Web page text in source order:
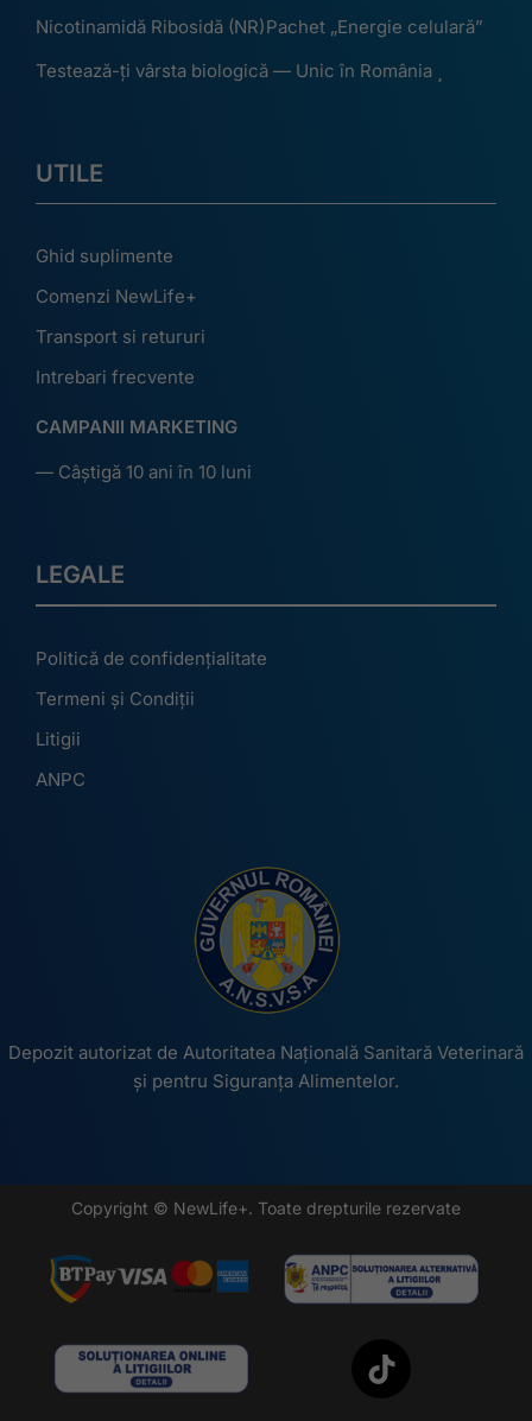
Nicotinamidă Ribosidă (NR)Pachet „Energie celulară”
Testează-ți vârsta biologică — Unic în România
UTILE
Ghid suplimente
Comenzi NewLife+
Transport si retururi
Intrebari frecvente
CAMPANII MARKETING
— Câștigă 10 ani în 10 luni
LEGALE
Politică de confidențialitate
Termeni și Condiții
Litigii
ANPC
Depozit autorizat de Autoritatea Națională Sanitară Veterinară
și pentru Siguranța Alimentelor.
Copyright © NewLife+. Toate drepturile rezervate